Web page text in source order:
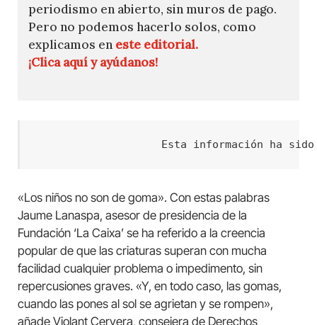
periodismo en abierto, sin muros de pago.
Pero no podemos hacerlo solos, como
explicamos en este editorial.
¡Clica aquí y ayúdanos!
Esta información ha
«Los niños no son de goma». Con estas palabras
Jaume Lanaspa, asesor de presidencia de la
Fundación ‘La Caixa’ se ha referido a la creencia
popular de que las criaturas superan con mucha
facilidad cualquier problema o impedimento, sin
repercusiones graves. «Y, en todo caso, las gomas,
cuando las pones al sol se agrietan y se rompen»,
añade Violant Cervera, consejera de Derechos